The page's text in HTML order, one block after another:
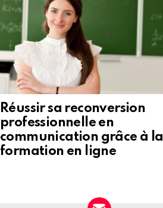
Réussir sa reconversion
professionnelle en
communication grâce à la
formation en ligne